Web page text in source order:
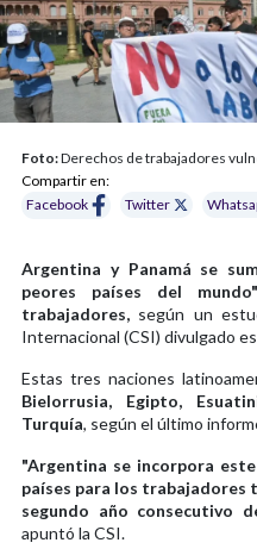
Foto:Derechos de trabajadores
Compartir en:
Facebook
Twitter
Argentina y Panamá se
peores países del
trabajadores, según un
Internacional (CSI) divulgado
Estas tres naciones
Bielorrusia, Egipto,
Turquía, según el último
"Argentina se incorpora
países para los trabajadores
segundo año consecutivo
apuntó la CSI.